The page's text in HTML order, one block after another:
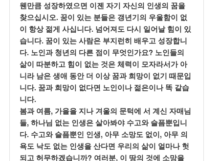
웬만큼 성장하였으면 이젠 자기 자신의 인생의 꿈을
찾으십시오. 꿈이 있는 분들은 갱년기의 우울함이 없
이 항상 젊게 사십니다. 넘어져도 다시 일어날 힘이 있
습니다. 꿈이 있는 사람은 부지런히 배우고 성장합니
다. 노인과 청년의 다른 점이 무엇인가요? 노인들의
삶이 따분하고 힘이 없는 것은 체력이 모자라서가 아
니라 남은 생애 동안 더 이상 꿈과 희망이 없기 때문입
니다. 꿈과 희망이 없다면 노인이나 젊은이나 똑 같습
니다.
봄과 여름, 가을을 지나 겨울의 문턱에 서 계신 자매님
들, 하나님 없는 인생은 살아봐야 수고와 슬픔뿐입니
다. 수고와 슬픔뿐인 인생, 아무 소망도 없이 , 아무 의
욕도 낙도 없는 인생을 산다면 우리의 삶이 얼마나 헛
되고 허무하겠습니까? 여러분, 이 땅의 것에 소망을